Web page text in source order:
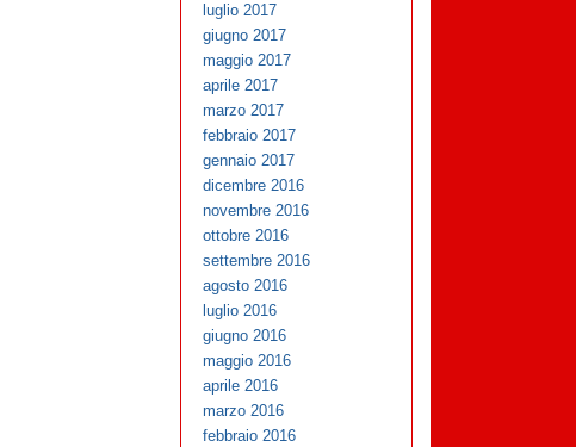
luglio 2017
giugno 2017
maggio 2017
aprile 2017
marzo 2017
febbraio 2017
gennaio 2017
dicembre 2016
novembre 2016
ottobre 2016
settembre 2016
agosto 2016
luglio 2016
giugno 2016
maggio 2016
aprile 2016
marzo 2016
febbraio 2016